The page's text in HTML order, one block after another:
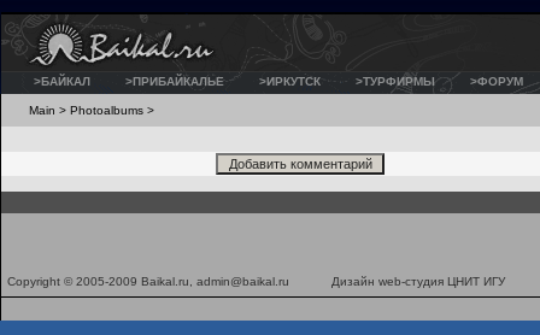
>БАЙКАЛ >ПРИБАЙКАЛЬЕ >ИРКУТСК >ТУРФИРМЫ >ФОРУМ
Main > Photoalbums >
Copyright © 2005-2009 Baikal.ru, admin@baikal.ru Дизайн web-студия ЦНИТ ИГУ